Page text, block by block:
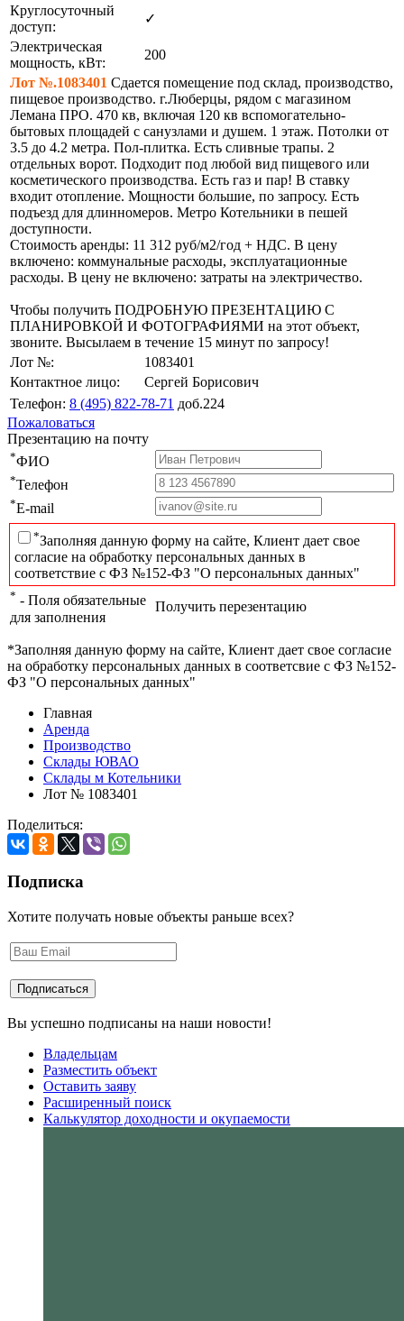
Круглосуточный
доступ:
✓
Электрическая
мощность, кВт:
200
Лот №.1083401 Сдается помещение под склад, производство,
пищевое производство. г.Люберцы, рядом с магазином
Лемана ПРО. 470 кв, включая 120 кв вспомогательно-
бытовых площадей с санузлами и душем. 1 этаж. Потолки от
3.5 до 4.2 метра. Пол-плитка. Есть сливные трапы. 2
отдельных ворот. Подходит под любой вид пищевого или
косметического производства. Есть газ и пар! В ставку
входит отопление. Мощности большие, по запросу. Есть
подъезд для длинномеров. Метро Котельники в пешей
доступности.
Стоимость аренды: 11 312 руб/м2/год + НДС. В цену
включено: коммунальные расходы, эксплуатационные
расходы. В цену не включено: затраты на электричество.
Чтобы получить ПОДРОБНУЮ ПРЕЗЕНТАЦИЮ С
ПЛАНИРОВКОЙ И ФОТОГРАФИЯМИ на этот объект,
звоните. Высылаем в течение 15 минут по запросу!
Лот №:
1083401
Контактное лицо:
Сергей Борисович
Телефон: 8 (495) 822-78-71 доб.224
Пожаловаться
Презентацию на почту
*ФИО
*Телефон
*E-mail
*Заполняя данную форму на сайте, Клиент дает свое
согласие на обработку персональных данных в
соответствие с ФЗ №152-ФЗ "О персональных данных"
* - Поля обязательные
для заполнения
Получить перезентацию
*Заполняя данную форму на сайте, Клиент дает свое согласие
на обработку персональных данных в соответсвие с ФЗ №152-
ФЗ "О персональных данных"
Главная
Аренда
Производство
Склады ЮВАО
Склады м Котельники
Лот № 1083401
Поделиться:
Подписка
Хотите получать новые объекты раньше всех?
Вы успешно подписаны на наши новости!
Владельцам
Разместить объект
Оставить заяву
Расширенный поиск
Калькулятор доходности и окупаемости